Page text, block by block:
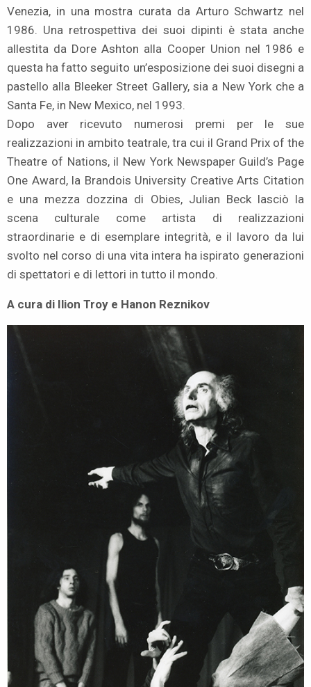
Venezia, in una mostra curata da Arturo Schwartz nel
1986. Una retrospettiva dei suoi dipinti è stata anche
allestita da Dore Ashton alla Cooper Union nel 1986 e
questa ha fatto seguito un’esposizione dei suoi disegni a
pastello alla Bleeker Street Gallery, sia a New York che a
Santa Fe, in New Mexico, nel 1993.
Dopo aver ricevuto numerosi premi per le sue
realizzazioni in ambito teatrale, tra cui il Grand Prix of the
Theatre of Nations, il New York Newspaper Guild’s Page
One Award, la Brandois University Creative Arts Citation
e una mezza dozzina di Obies, Julian Beck lasciò la
scena culturale come artista di realizzazioni
straordinarie e di esemplare integrità, e il lavoro da lui
svolto nel corso di una vita intera ha ispirato generazioni
di spettatori e di lettori in tutto il mondo.
A cura di Ilion Troy e Hanon Reznikov